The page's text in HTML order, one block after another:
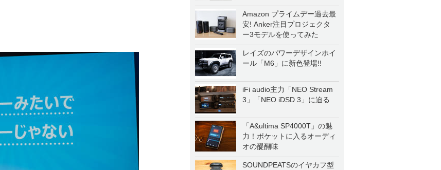
Amazon プライムデー過去最
安! Anker注目プロジェクタ
ー3モデルを使ってみた
レイズのパワーデザインホイ
ール「M6」に新色登場!!
iFi audio主力「NEO Stream
3」「NEO iDSD 3」に迫る
「A&ultima SP4000T」の魅
力！ポケットに入るオーディ
オの醍醐味
SOUNDPEATSのイヤカフ型